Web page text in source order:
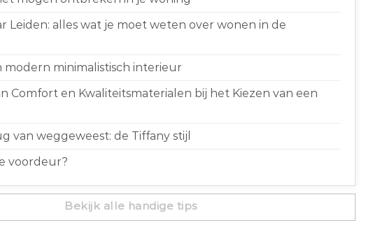
Leiden: alles wat je moet weten over wonen in de
modern minimalistisch interieur
Comfort en Kwaliteitsmaterialen bij het Kiezen van een
van weggeweest: de Tiffany stijl
voordeur?
Bekijk alle handige tips